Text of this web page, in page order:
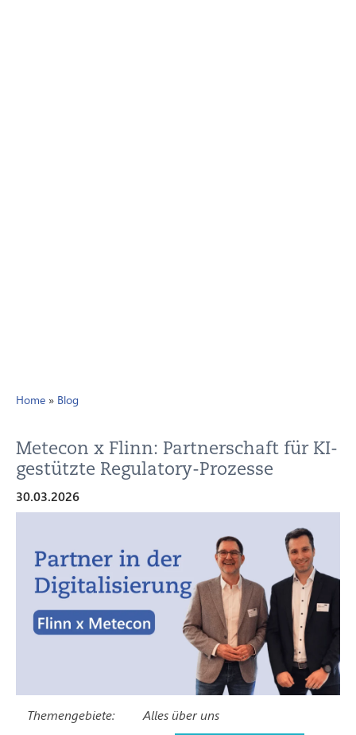
Home » Blog
Metecon x Flinn: Partnerschaft für KI-
gestützte Regulatory-Prozesse
30.03.2026
Themengebiete:
Alles über uns